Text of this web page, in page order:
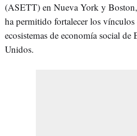
(ASETT) en Nueva York y
ha permitido fortalecer los vínculos
ecosistemas de economía social de
Unidos.